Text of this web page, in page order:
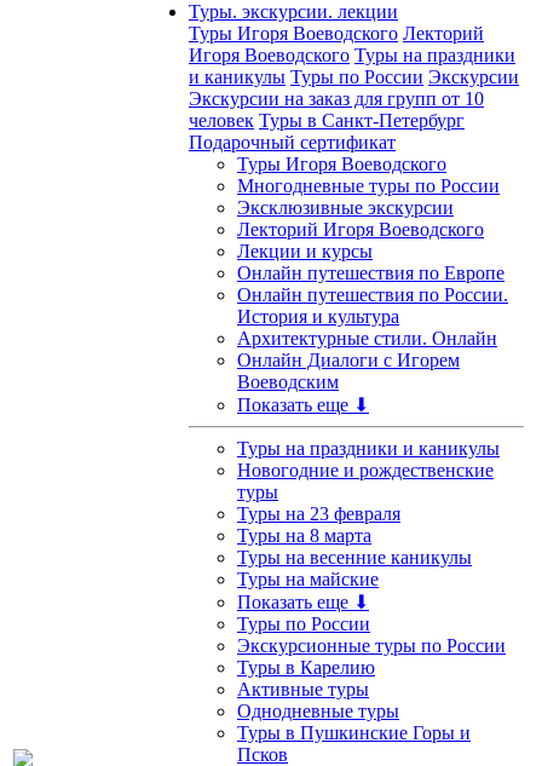
Туры. экскурсии. лекции
Туры Игоря Воеводского Лекторий
Игоря Воеводского Туры на праздники
и каникулы Туры по России Экскурсии
Экскурсии на заказ для групп от 10
человек Туры в Санкт-Петербург
Подарочный сертификат
Туры Игоря Воеводского
Многодневные туры по России
Эксклюзивные экскурсии
Лекторий Игоря Воеводского
Лекции и курсы
Онлайн путешествия по Европе
Онлайн путешествия по России.
История и культура
Архитектурные стили. Онлайн
Онлайн Диалоги с Игорем
Воеводским
Показать еще ⬇
Туры на праздники и каникулы
Новогодние и рождественские
туры
Туры на 23 февраля
Туры на 8 марта
Туры на весенние каникулы
Туры на майские
Показать еще ⬇
Туры по России
Экскурсионные туры по России
Туры в Карелию
Активные туры
Однодневные туры
Туры в Пушкинские Горы и
Псков